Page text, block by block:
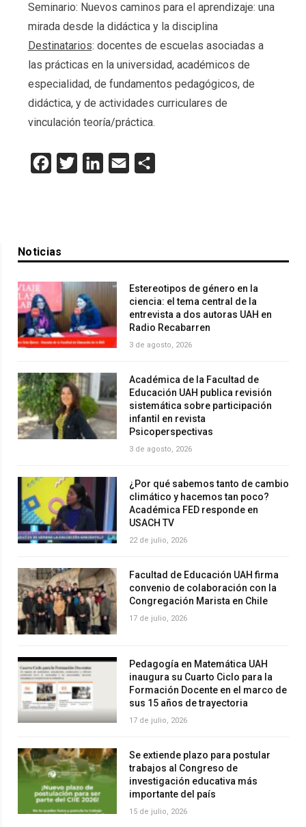
Seminario: Nuevos caminos para el aprendizaje: una
mirada desde la didáctica y la disciplina
Destinatarios: docentes de escuelas asociadas a
las prácticas en la universidad, académicos de
especialidad, de fundamentos pedagógicos, de
didáctica, y de actividades curriculares de
vinculación teoría/práctica.
Facebook
Twitter LinkedInEmail
Noticias
Estereotipos de género en la
ciencia: el tema central de la
entrevista a dos autoras UAH en
Radio Recabarren
3 de agosto, 2026
Académica de la Facultad de
Educación UAH publica revisión
sistemática sobre participación
infantil en revista
Psicoperspectivas
3 de agosto, 2026
¿Por qué sabemos tanto de cambio
climático y hacemos tan poco?
Académica FED responde en
USACH TV
22 de julio, 2026
Facultad de Educación UAH firma
convenio de colaboración con la
Congregación Marista en Chile
17 de julio, 2026
Pedagogía en Matemática UAH
inaugura su Cuarto Ciclo para la
Formación Docente en el marco de
sus 15 años de trayectoria
17 de julio, 2026
Se extiende plazo para postular
trabajos al Congreso de
investigación educativa más
importante del país
15 de julio, 2026